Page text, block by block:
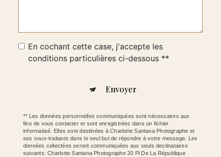
En cochant cette case, j'accepte les
conditions particulières ci-dessous **
Envoyer
** Les données personnelles communiquées sont nécessaires aux
fins de vous contacter et sont enregistrées dans un fichier
informatisé. Elles sont destinées à Charlotte Santana Photographe et
ses sous-traitants dans le seul but de répondre à votre message. Les
données collectées seront communiquées aux seuls destinataires
suivants: Charlotte Santana Photographe 20 Pl De La République